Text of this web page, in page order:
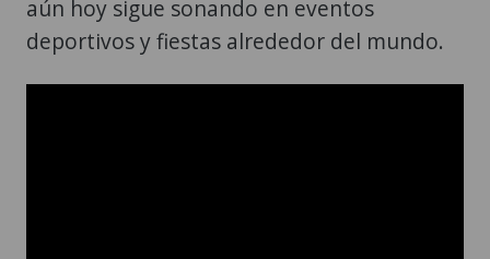
aún hoy sigue sonando en eventos
deportivos y fiestas alrededor del mundo.